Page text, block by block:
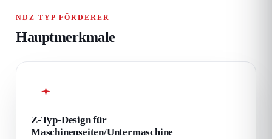
NDZ TYP FÖRDERER
Hauptmerkmale
Z-Typ-Design für
Maschinenseiten/Untermaschine